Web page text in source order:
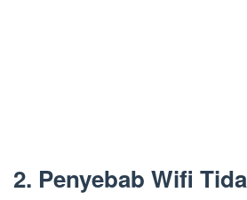
2. Penyebab Wifi